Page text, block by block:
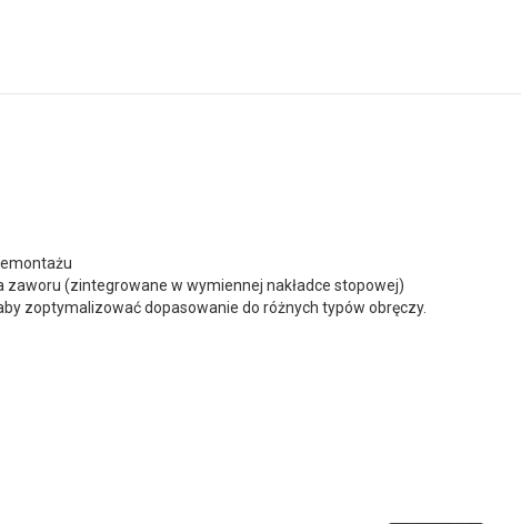
(zintegrowane w wymiennej nakładce stopowej)
zoptymalizować dopasowanie do różnych typów obręczy.